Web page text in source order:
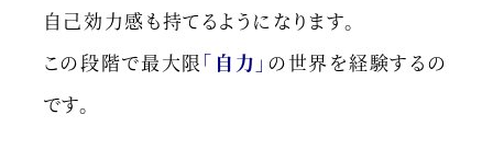
自己効力感も持てるようになります。
この段階で最大限 「自力」 の世界を経験するの
です。